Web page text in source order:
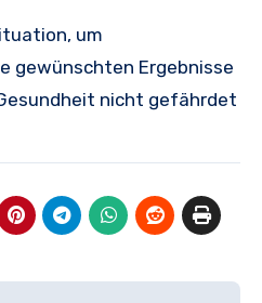
um
gewünschten Ergebnisse
nicht gefährdet